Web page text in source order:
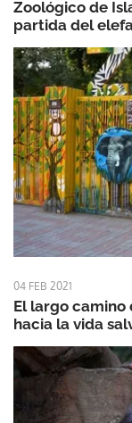
Zoológico de
partida del
04 FEB 2021
El largo camino
hacia la vida